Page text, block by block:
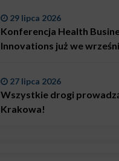
29 lipca 2026
Konferencja Health
Innovations już we
27 lipca 2026
Wszystkie drogi
Krakowa!